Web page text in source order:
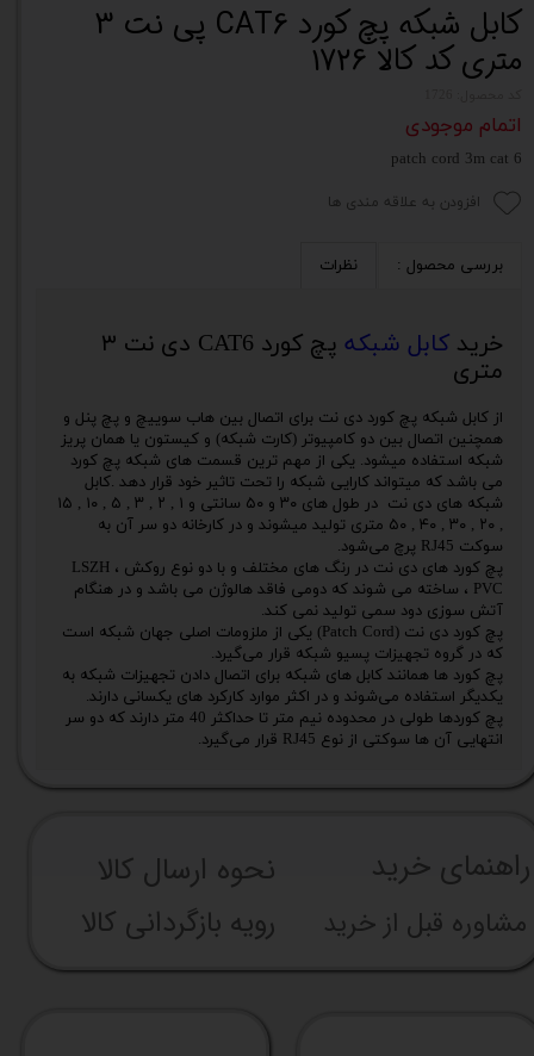
کابل شبکه پچ کورد CAT6 پی نت 3
متری کد کالا 1726
اتمام موجودی
patch cord 3m cat 6
افزودن به علاقه مندی ها
بررسی محصول : نظرات
خرید کابل شبکه
پچ کورد CAT6 دی نت ۳
متری
از کابل شبکه پچ کورد دی نت برای اتصال بین هاب سوییچ و پچ پنل و
همچنین اتصال بین دو کامپیوتر (کارت شبکه) و کیستون یا همان پریز
شبکه استفاده میشود. یکی از مهم ترین قسمت های شبکه پچ کورد
می باشد که میتواند کارایی شبکه را تحت تاثیر خود قرار دهد .کابل
شبکه های دی نت در طول های ۳۰ و ۵۰ سانتی و ۱ , ۲ , ۳ , ۵ , ۱۰ , ۱۵
, ۲۰ , ۳۰ , ۴۰ , ۵۰ متری تولید میشوند و در کارخانه دو سر آن به
سوکت RJ45 پرچ می‌شود.
پچ کورد های دی نت در رنگ های مختلف و با دو نوع روکش LSZH ،
PVC ، ساخته می شوند که دومی فاقد هالوژن می باشد و در هنگام
آتش سوزی دود سمی تولید نمی کند.
پچ‌ کورد دی نت (Patch Cord) یکی از ملزومات اصلی جهان شبکه‌ است
که در گروه تجهیزات پسیو شبکه قرار می‌گیرد.
پچ‌ کورد ها همانند کابل‌ های شبکه برای اتصال دادن تجهیزات شبکه به
یکدیگر استفاده می‌شوند و در اکثر موارد کارکرد های یکسانی دارند.
پچ‌ کوردها طولی در محدوده نیم متر تا حداکثر 40 متر دارند که دو سر
انتهایی آن‌ ها سوکتی از نوع RJ45 قرار می‌گیرد.
راهنما​​​​​​​​​​​​​​ی خرید نحوه ارسال کالا
مشاوره قبل از خرید رویه بازگردانی کالا